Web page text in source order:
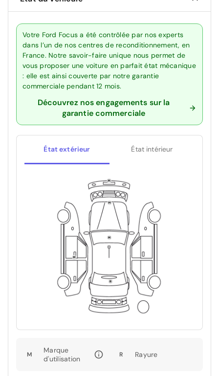
Votre Ford Focus a été contrôlée par nos experts
dans l’un de nos centres de reconditionnement, en
France. Notre savoir-faire unique nous permet de
vous proposer une voiture en parfait état mécanique
: elle est ainsi couverte par notre garantie
commerciale pendant 12 mois.
Découvrez nos engagements sur la
garantie commerciale
État extérieur État intérieur
M
Marque
d'utilisation
R Rayure